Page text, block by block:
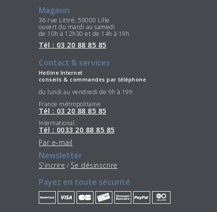
Magasin
36 rue Littré, 59000 Lille
ouvert du mardi au samedi
de 10h à 12h30 et de 14h à 19h
Tél : 03 20 88 85 85
Contact & services
Hotline Internet
conseils & commandes par téléphone
du lundi au vendredi de 9h à 19h
France métropolitaine
Tél : 03 20 88 85 85
International
Tél : 0033 20 88 85 85
Par e-mail
Newsletter
S'incrire / Se désinscrire
Payez en toute sécurité